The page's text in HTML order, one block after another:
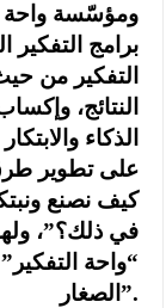
ومؤسّسة واحة
برامج التفكير
التفكير من
النتائج،
الذكاء
على تطوير
كيف نصنع
في ذلك؟”،
“واحة
الصغار”.